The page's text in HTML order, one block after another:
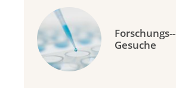
Forschungs-­
Gesuche